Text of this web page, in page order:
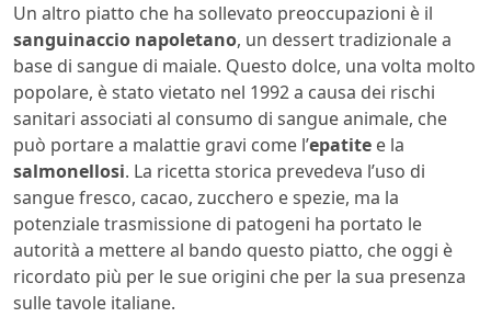
Un altro piatto che ha sollevato preoccupazioni è il
sanguinaccio napoletano, un dessert tradizionale a
base di sangue di maiale. Questo dolce, una volta molto
popolare, è stato vietato nel 1992 a causa dei rischi
sanitari associati al consumo di sangue animale, che
può portare a malattie gravi come l’epatite e la
salmonellosi. La ricetta storica prevedeva l’uso di
sangue fresco, cacao, zucchero e spezie, ma la
potenziale trasmissione di patogeni ha portato le
autorità a mettere al bando questo piatto, che oggi è
ricordato più per le sue origini che per la sua presenza
sulle tavole italiane.